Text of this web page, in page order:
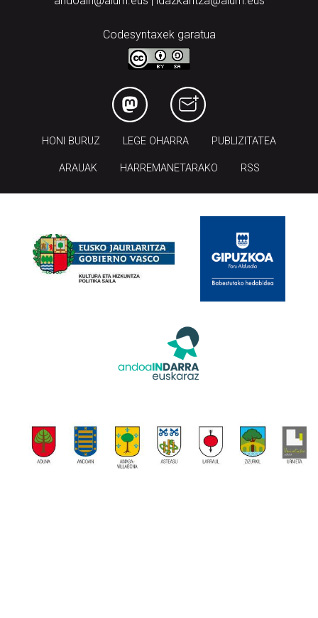
Codesyntaxek garatua
HONI BURUZ LEGE OHARRA PUBLIZITATEA
ARAUAK HARREMANETARAKO RSS